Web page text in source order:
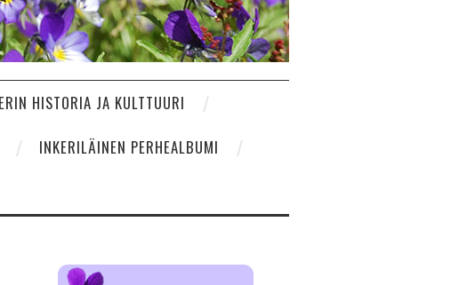
HISTORIA JA KULTTUURI
INKERILÄINEN PERHEALBUMI